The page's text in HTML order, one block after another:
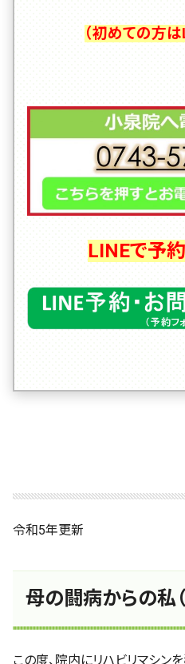
（初めての方は
LINEで予
令和5年更新
母の闘病からの私
この度、院内にリハビリマシン